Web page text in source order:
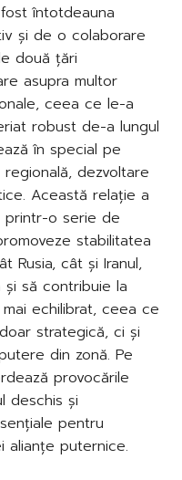
întotdeauna
și de o colaborare
două țări
asupra multor
ceea ce le-a
robust de-a lungul
în special pe
dezvoltare
Această relație a
printr-o serie de
stabilitatea
Rusia, cât și Iranul,
să contribuie la
echilibrat, ceea ce
strategică, ci și
din zonă. Pe
provocările
deschis și
pentru
alianțe puternice.